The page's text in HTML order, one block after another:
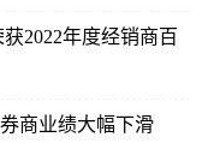
2022年度经销商百
商业绩大幅下滑